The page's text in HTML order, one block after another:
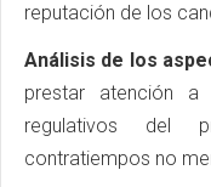
reputación de los
Análisis de los
prestar atención a
regulativos del
contratiempos no